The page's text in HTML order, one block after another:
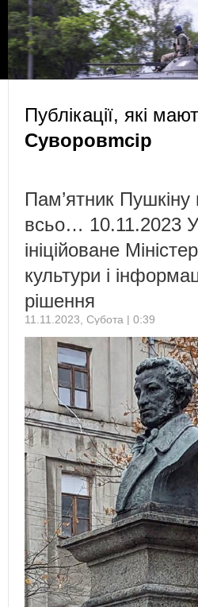
Публікації, які
Суворовmcip
Пам’ятник
всьо… 10.11.2023
ініційоване
культури і
рішення
11.11.2023, Субота | 0:39